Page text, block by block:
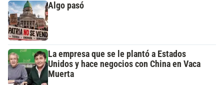
Algo pasó
La empresa que se le plantó a Estados
Unidos y hace negocios con China en Vaca
Muerta